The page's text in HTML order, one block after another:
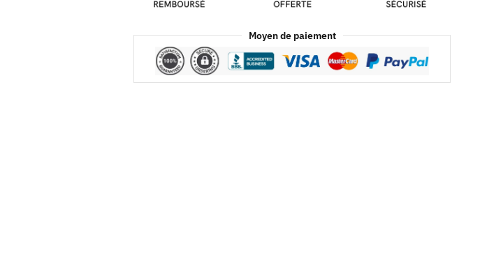
Moyen de paiement